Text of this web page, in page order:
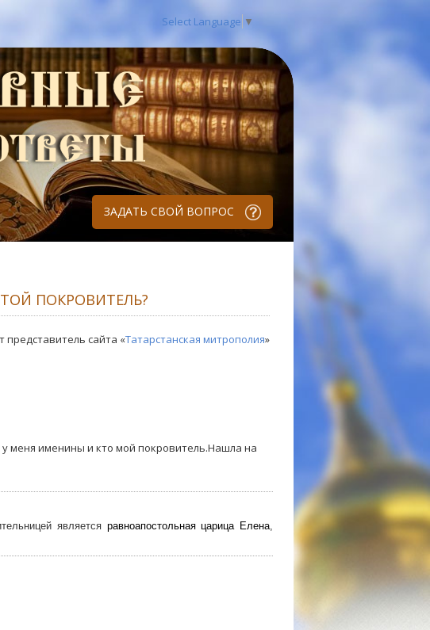
Select Language ▼
ЗАДАТЬ СВОЙ ВОПРОС
ПОКРОВИТЕЛЬ?
представитель сайта «Татарстанская митрополия»
меня именины и кто мой покровитель.Нашла на
является равноапостольная царица Елена,